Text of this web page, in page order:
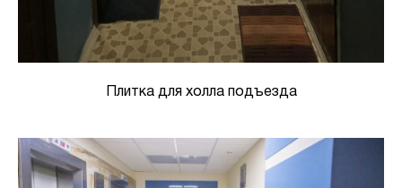
Плитка для холла подъезда